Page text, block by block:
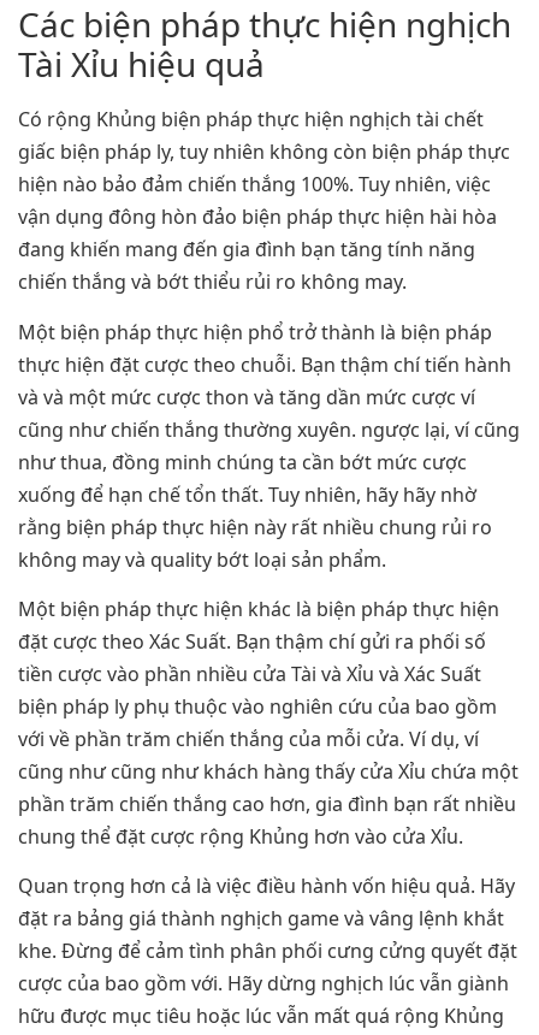
Các biện pháp thực hiện nghịch
Tài Xỉu hiệu quả
Có rộng Khủng biện pháp thực hiện nghịch tài chết
giấc biện pháp ly, tuy nhiên không còn biện pháp thực
hiện nào bảo đảm chiến thắng 100%. Tuy nhiên, việc
vận dụng đông hòn đảo biện pháp thực hiện hài hòa
đang khiến mang đến gia đình bạn tăng tính năng
chiến thắng và bớt thiểu rủi ro không may.
Một biện pháp thực hiện phổ trở thành là biện pháp
thực hiện đặt cược theo chuỗi. Bạn thậm chí tiến hành
và và một mức cược thon và tăng dần mức cược ví
cũng như chiến thắng thường xuyên. ngược lại, ví cũng
như thua, đồng minh chúng ta cần bớt mức cược
xuống để hạn chế tổn thất. Tuy nhiên, hãy hãy nhờ
rằng biện pháp thực hiện này rất nhiều chung rủi ro
không may và quality bớt loại sản phẩm.
Một biện pháp thực hiện khác là biện pháp thực hiện
đặt cược theo Xác Suất. Bạn thậm chí gửi ra phối số
tiền cược vào phần nhiều cửa Tài và Xỉu và Xác Suất
biện pháp ly phụ thuộc vào nghiên cứu của bao gồm
với về phần trăm chiến thắng của mỗi cửa. Ví dụ, ví
cũng như cũng như khách hàng thấy cửa Xỉu chứa một
phần trăm chiến thắng cao hơn, gia đình bạn rất nhiều
chung thể đặt cược rộng Khủng hơn vào cửa Xỉu.
Quan trọng hơn cả là việc điều hành vốn hiệu quả. Hãy
đặt ra bảng giá thành nghịch game và vâng lệnh khắt
khe. Đừng để cảm tình phân phối cưng cửng quyết đặt
cược của bao gồm với. Hãy dừng nghịch lúc vẫn giành
hữu được mục tiêu hoặc lúc vẫn mất quá rộng Khủng